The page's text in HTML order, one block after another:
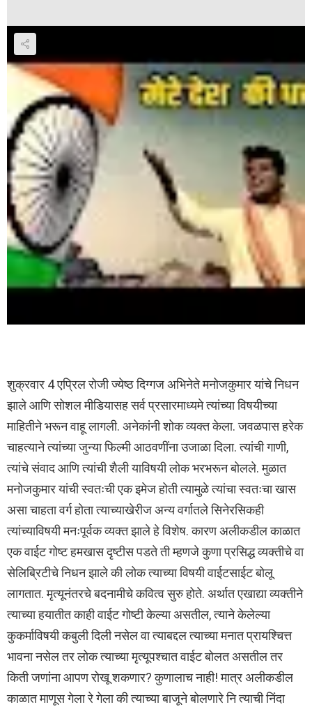
शुक्रवार 4 एप्रिल रोजी ज्येष्ठ दिग्गज अभिनेते मनोजकुमार यांचे निधन
झाले आणि सोशल मीडियासह सर्व प्रसारमाध्यमे त्यांच्या विषयीच्या
माहितीने भरून वाहू लागली. अनेकांनी शोक व्यक्त केला. जवळपास हरेक
चाहत्याने त्यांच्या जुन्या फिल्मी आठवणींना उजाळा दिला. त्यांची गाणी,
त्यांचे संवाद आणि त्यांची शैली याविषयी लोक भरभरून बोलले. मुळात
मनोजकुमार यांची स्वतःची एक इमेज होती त्यामुळे त्यांचा स्वतःचा खास
असा चाहता वर्ग होता त्याच्याखेरीज अन्य वर्गातले सिनेरसिकही
त्यांच्याविषयी मनःपूर्वक व्यक्त झाले हे विशेष. कारण अलीकडील काळात
एक वाईट गोष्ट हमखास दृष्टीस पडते ती म्हणजे कुणा प्रसिद्ध व्यक्तीचे वा
सेलिब्रिटीचे निधन झाले की लोक त्याच्या विषयी वाईटसाईट बोलू
लागतात. मृत्यूनंतरचे बदनामीचे कवित्व सुरु होते. अर्थात एखाद्या व्यक्तीने
त्याच्या हयातीत काही वाईट गोष्टी केल्या असतील, त्याने केलेल्या
कुकर्माविषयी कबुली दिली नसेल वा त्याबद्दल त्याच्या मनात प्रायश्चित्त
भावना नसेल तर लोक त्याच्या मृत्यूपश्चात वाईट बोलत असतील तर
किती जणांना आपण रोखू शकणार? कुणालाच नाही! मात्र अलीकडील
काळात माणूस गेला रे गेला की त्याच्या बाजूने बोलणारे नि त्याची निंदा